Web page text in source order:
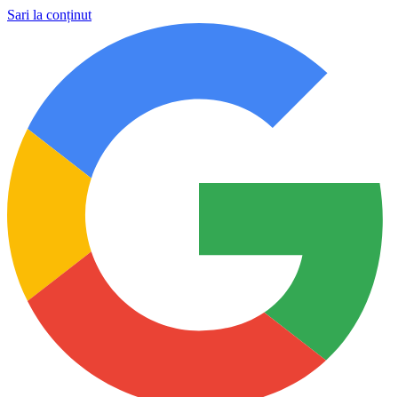
Sari la conținut